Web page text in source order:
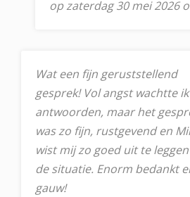
op zaterdag 30 mei 2026
Wat een fijn geruststellend
gesprek! Vol angst wachtte
antwoorden, maar het
was zo fijn, rustgevend en
wist mij zo goed uit te
de situatie. Enorm bedankt
gauw!